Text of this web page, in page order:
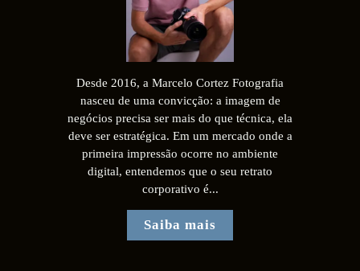
Desde 2016, a Marcelo Cortez Fotografia
nasceu de uma convicção: a imagem de
negócios precisa ser mais do que técnica, ela
deve ser estratégica. Em um mercado onde a
primeira impressão ocorre no ambiente
digital, entendemos que o seu retrato
corporativo é...
Saiba mais